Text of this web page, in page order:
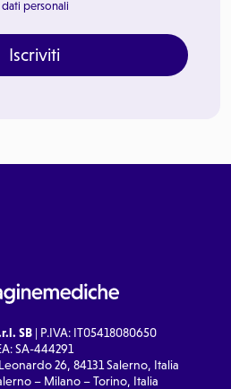
personali
Iscriviti
SB| P.IVA: IT05418080650
SA-444291
26, 84131 Salerno, Italia
– Milano – Torino, Italia